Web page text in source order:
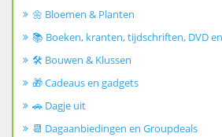
🌼 Bloemen & Planten
📚 Boeken, kranten, tijdschriften, DVD
🛠️ Bouwen & Klussen
🎁 Cadeaus en gadgets
🚗 Dagje uit
📆 Dagaanbiedingen en Groupdeals